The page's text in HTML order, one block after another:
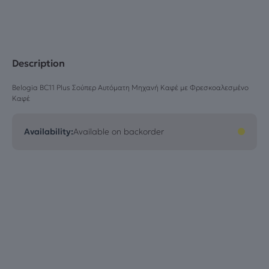
Description
Belogia BC11 Plus Σούπερ Αυτόματη Μηχανή Καφέ με Φρεσκοαλεσμένο
Καφέ
Availability:Available on backorder